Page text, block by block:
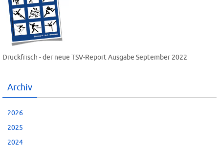
Druckfrisch - der neue TSV-Report Ausgabe September 2022
Archiv
2026
2025
2024